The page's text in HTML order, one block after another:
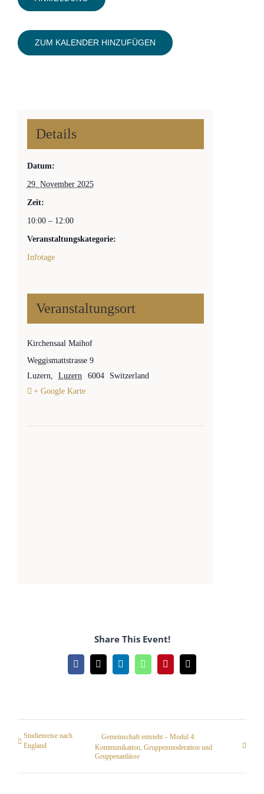
ZUM KALENDER HINZUFÜGEN
Details
Datum:
29. November 2025
Zeit:
10:00 – 12:00
Veranstaltungskategorie:
Infotage
Veranstaltungsort
Kirchensaal Maihof
Weggismattstrasse 9
Luzern
Luzern 6004
Switzerland
+ Google Karte
Share This Event!
Facebook
X LinkedInWhatsAppPinterestEmail
Studienreise nach
England
Gemeinschaft entsteht – Modul 4:
Kommunikation, Gruppenmoderation und
Gruppenanlässe